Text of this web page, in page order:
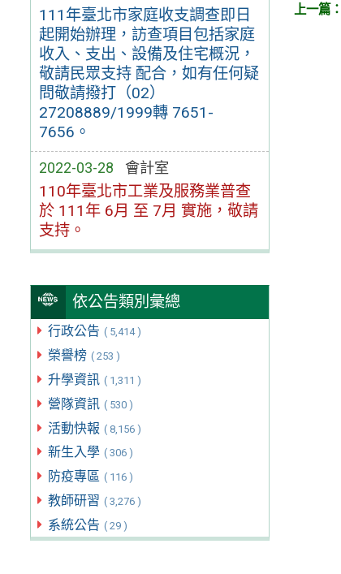
111年臺北市家庭收支調查即日
起開始辦理，訪查項目包括家庭
收入、支出、設備及住宅概況，
敬請民眾支持 配合，如有任何疑
問敬請撥打（02）
27208889/1999轉 7651-
7656。
2022-03-28 會計室
110年臺北市工業及服務業普查
於 111年 6月 至 7月 實施，敬請
支持。
依公告類別彙總
行政公告 ( 5,414 )
榮譽榜 ( 253 )
升學資訊 ( 1,311 )
營隊資訊 ( 530 )
活動快報 ( 8,156 )
新生入學 ( 306 )
防疫專區 ( 116 )
教師研習 ( 3,276 )
系統公告 ( 29 )